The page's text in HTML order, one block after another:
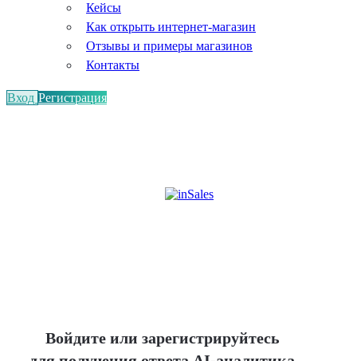
Кейсы
Как открыть интернет-магазин
Отзывы и примеры магазинов
Контакты
Вход Регистрация
Войдите или зарегистрируйтесь